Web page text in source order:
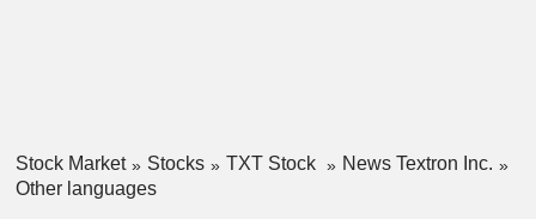
Stock Market Stocks TXT Stock
News Textron Inc.
Other languages